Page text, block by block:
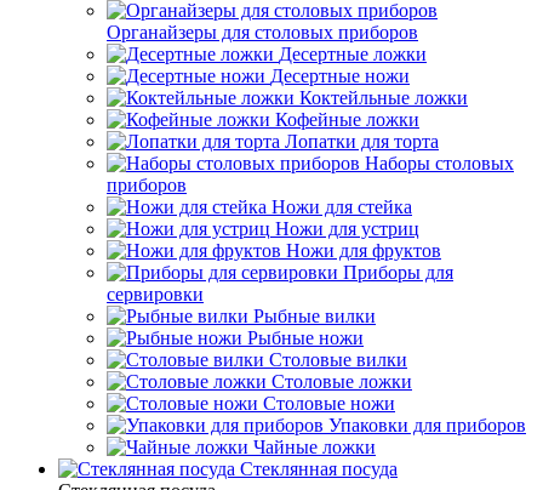
Органайзеры для столовых приборов
Десертные ложки
Десертные ножи
Коктейльные ложки
Кофейные ложки
Лопатки для торта
Наборы столовых
приборов
Ножи для стейка
Ножи для устриц
Ножи для фруктов
Приборы для
сервировки
Рыбные вилки
Рыбные ножи
Столовые вилки
Столовые ложки
Столовые ножи
Упаковки для приборов
Чайные ложки
Стеклянная посуда